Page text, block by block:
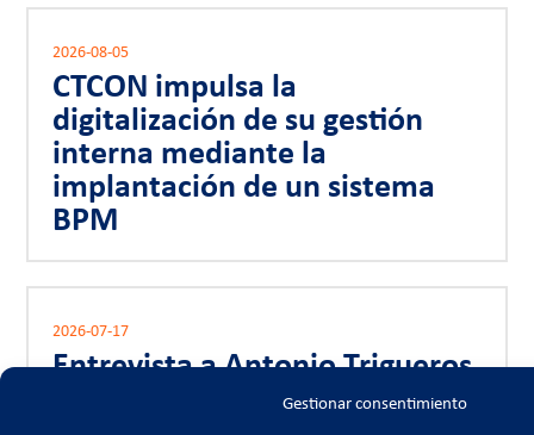
Gestionar consentimiento
2026-08-05
CTCON impulsa la
digitalización de su gestión
interna mediante la
implantación de un sistema
BPM
2026-07-17
Entrevista a Antonio Trigueros
en Onda Regional